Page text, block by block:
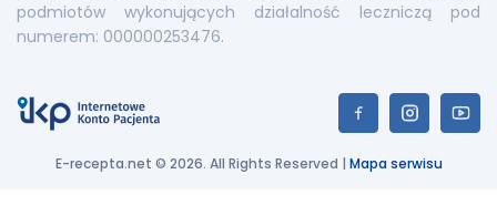
podmiotów wykonujących działalność leczniczą pod
numerem: 000000253476.
E-recepta.net © 2026. All Rights Reserved | Mapa serwisu